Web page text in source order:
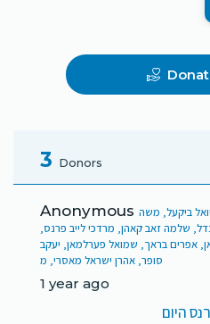
3 Donors
Anonymous ביקעל, משה
שלמה זאב קאהן, מרדכי לייב פרנס,
אפרים בראך, שמואל פערלמאן, יעקב
סופר, אהרן ישראל מאסרי, מ
1 year ago
היום